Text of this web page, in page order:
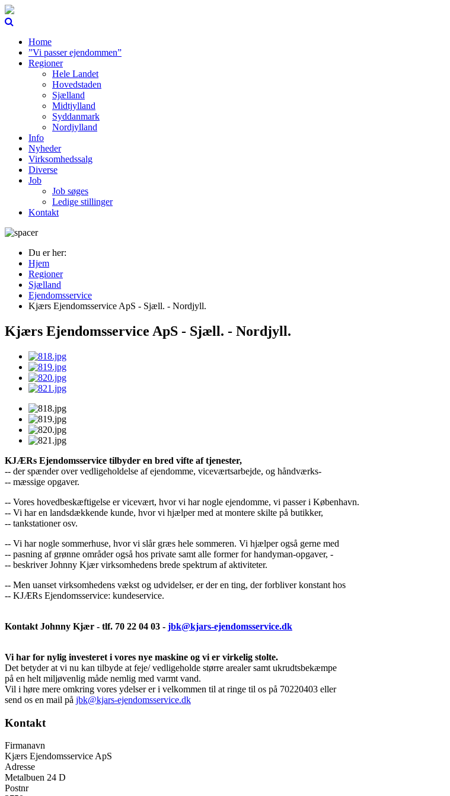
Home
”Vi passer ejendommen”
Regioner
Hele Landet
Hovedstaden
Sjælland
Midtjylland
Syddanmark
Nordjylland
Info
Nyheder
Virksomhedssalg
Diverse
Job
Job søges
Ledige stillinger
Kontakt
Du er her:
Hjem
Regioner
Sjælland
Ejendomsservice
Kjærs Ejendomsservice ApS - Sjæll. - Nordjyll.
Kjærs Ejendomsservice ApS - Sjæll. - Nordjyll.
KJÆRs Ejendomsservice tilbyder en bred vifte af tjenester,
-- der spænder over vedligeholdelse af ejendomme, viceværtsarbejde, og håndværks-
-- mæssige opgaver.
-- Vores hovedbeskæftigelse er vicevært, hvor vi har nogle ejendomme, vi passer i København.
-- Vi har en landsdækkende kunde, hvor vi hjælper med at montere skilte på butikker,
-- tankstationer osv.
-- Vi har nogle sommerhuse, hvor vi slår græs hele sommeren. Vi hjælper også gerne med
-- pasning af grønne områder også hos private samt alle former for handyman-opgaver, -
-- beskriver Johnny Kjær virksomhedens brede spektrum af aktiviteter.
-- Men uanset virksomhedens vækst og udvidelser, er der en ting, der forbliver konstant hos
-- KJÆRs Ejendomsservice: kundeservice.
Kontakt Johnny Kjær - tlf. 70 22 04 03 - jbk@kjars-ejendomsservice.dk
Vi har for nylig investeret i vores nye maskine og vi er virkelig stolte.
Det betyder at vi nu kan tilbyde at feje/ vedligeholde større arealer samt ukrudtsbekæmpe
på en helt miljøvenlig måde nemlig med varmt vand.
Vil i høre mere omkring vores ydelser er i velkommen til at ringe til os på 70220403 eller
send os en mail på jbk@kjars-ejendomsservice.dk
Kontakt
Firmanavn
Kjærs Ejendomsservice ApS
Adresse
Metalbuen 24 D
Postnr